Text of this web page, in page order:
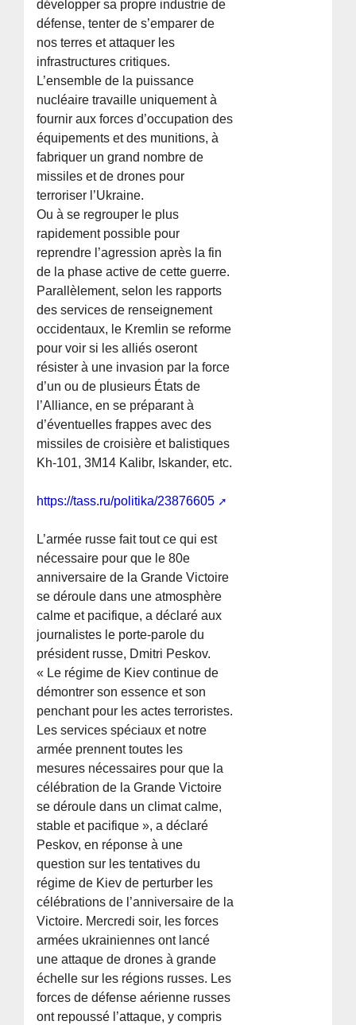
développer sa propre industrie de
défense, tenter de s’emparer de
nos terres et attaquer les
infrastructures critiques.
L’ensemble de la puissance
nucléaire travaille uniquement à
fournir aux forces d’occupation des
équipements et des munitions, à
fabriquer un grand nombre de
missiles et de drones pour
terroriser l’Ukraine.
Ou à se regrouper le plus
rapidement possible pour
reprendre l’agression après la fin
de la phase active de cette guerre.
Parallèlement, selon les rapports
des services de renseignement
occidentaux, le Kremlin se reforme
pour voir si les alliés oseront
résister à une invasion par la force
d’un ou de plusieurs États de
l’Alliance, en se préparant à
d’éventuelles frappes avec des
missiles de croisière et balistiques
Kh-101, 3M14 Kalibr, Iskander, etc.
https://tass.ru/politika/23876605
L’armée russe fait tout ce qui est
nécessaire pour que le 80e
anniversaire de la Grande Victoire
se déroule dans une atmosphère
calme et pacifique, a déclaré aux
journalistes le porte-parole du
président russe, Dmitri Peskov.
« Le régime de Kiev continue de
démontrer son essence et son
penchant pour les actes terroristes.
Les services spéciaux et notre
armée prennent toutes les
mesures nécessaires pour que la
célébration de la Grande Victoire
se déroule dans un climat calme,
stable et pacifique », a déclaré
Peskov, en réponse à une
question sur les tentatives du
régime de Kiev de perturber les
célébrations de l’anniversaire de la
Victoire. Mercredi soir, les forces
armées ukrainiennes ont lancé
une attaque de drones à grande
échelle sur les régions russes. Les
forces de défense aérienne russes
ont repoussé l’attaque, y compris